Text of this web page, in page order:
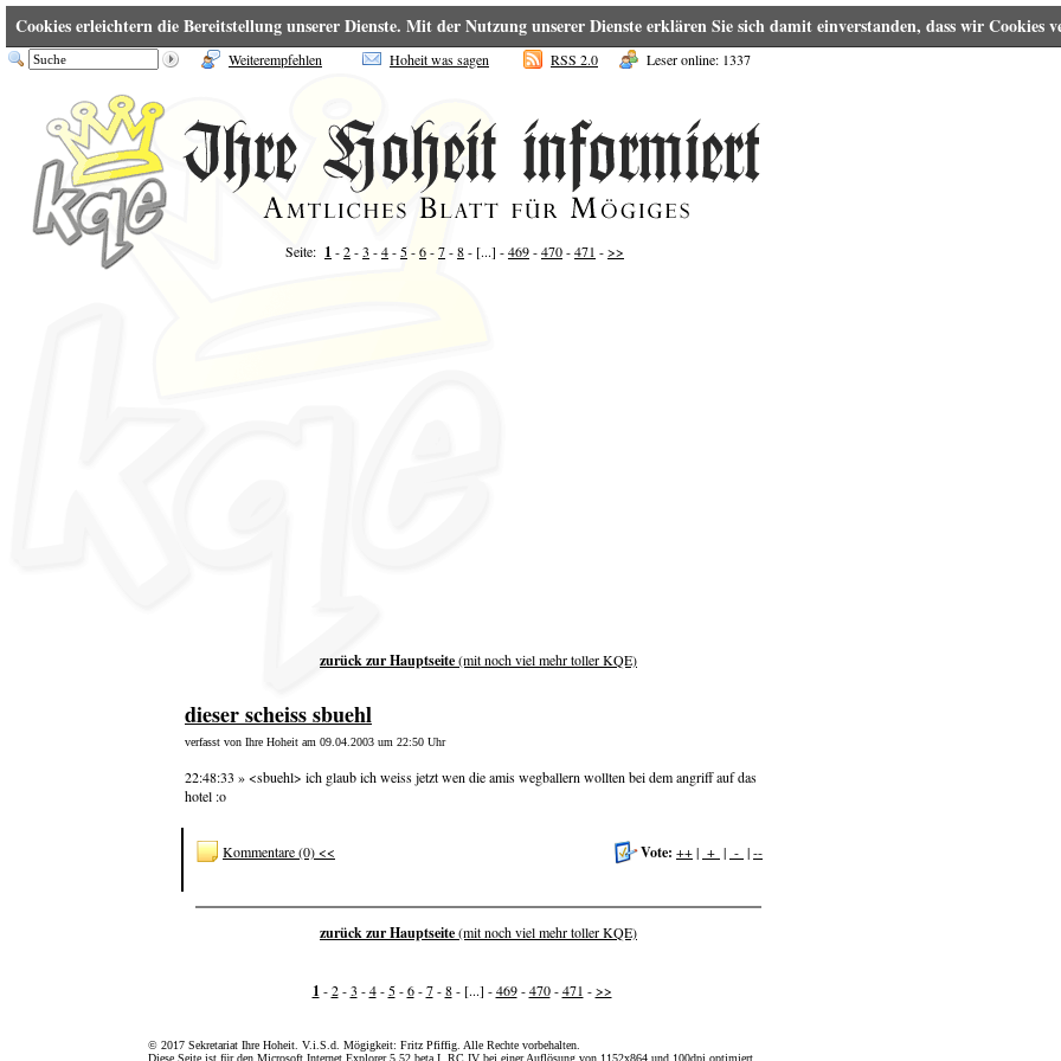
Cookies erleichtern die Bereitstellung unserer Dienste. Mit der Nutzung unserer Dienste erklären Sie sich damit einverstanden, dass wir Cookies
Weiterempfehlen Hoheit was sagen RSS 2.0 Leser online: 1337
Seite: 1 -2-3 -4- 5-6-7-8- [...] -469-470-471 ->>
zurück zur Hauptseite(mit noch viel mehr toller KQE)
dieser scheiss sbuehl
verfasst von Ihre Hoheit am 09.04.2003 um 22:50 Uhr
22:48:33 » <sbuehl> ich glaub ich weiss jetzt wen die amis wegballern wollten bei dem angriff auf das
hotel :o
Kommentare (0) << Vote: ++| + | - |--
zurück zur Hauptseite(mit noch viel mehr toller KQE)
1 -2-3 -4- 5-6-7-8- [...] -469-470-471 ->>
© 2017 Sekretariat Ihre Hoheit. V.i.S.d. Mögigkeit: Fritz Pfiffig. Alle Rechte vorbehalten.
Diese Seite ist für den Microsoft Internet Explorer 5.52 beta I, RC IV bei einer Auflösung von 1152x864 und 100dpi optimiert.